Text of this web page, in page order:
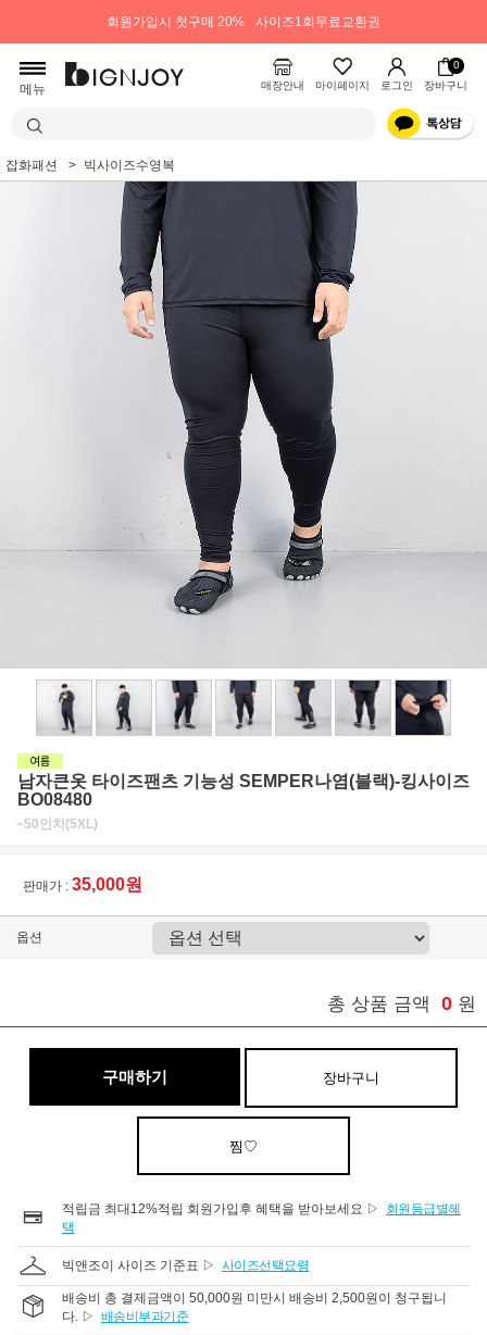
회원가입시 첫구매 20% 사이즈1회무료교환권
메뉴 매장안내 마이페이지 로그인
0
장바구니
잡화패션 빅사이즈수영복
남자큰옷 타이즈팬츠 기능성 SEMPER나염(블랙)-킹사이즈
BO08480
~50인치(5XL)
판매가 : 35,000원
옵션
총 상품 금액 0 원
구매하기 장바구니
찜♡
적립금 최대12%적립 회원가입후 혜택을 받아보세요 ▷
회원등급별혜
택
빅앤조이 사이즈 기준표 ▷ 사이즈선택요령
배송비 총 결제금액이 50,000원 미만시 배송비 2,500원이 청구됩니
다. ▷ 배송비부과기준